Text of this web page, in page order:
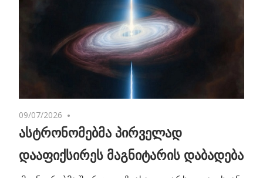
09/07/2026
ასტრონომებმა პირველად
დააფიქსირეს მაგნიტარის დაბადება